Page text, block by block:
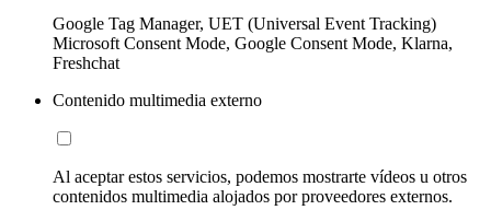
Google Tag Manager, UET (Universal Event Tracking)
Microsoft Consent Mode, Google Consent Mode, Klarna,
Freshchat
Contenido multimedia externo
Al aceptar estos servicios, podemos mostrarte vídeos u otros
contenidos multimedia alojados por proveedores externos.